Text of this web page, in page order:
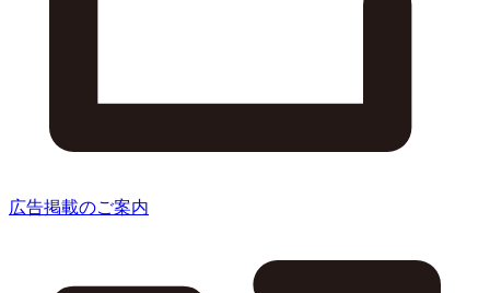
広告掲載のご案内